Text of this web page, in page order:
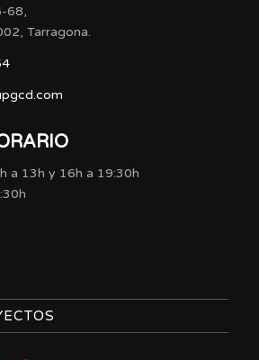
68,
Tarragona.
a 13h y 16h a 19:30h